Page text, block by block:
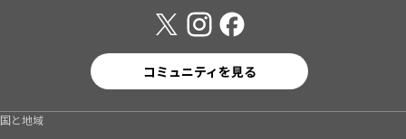
コミュニティを見る
国と地域